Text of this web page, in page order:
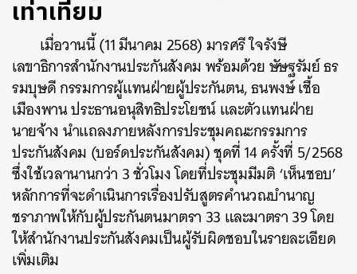
เท่าเทียม
เมื่อวานนี้ (11 มีนาคม 2568) มารศรี ใจรังษี
เลขาธิการสำนักงานประกันสังคม พร้อมด้วย ษัษฐรัมย์ ธร
รมบุษดี กรรมการผู้แทนฝ่ายผู้ประกันตน, ธนพงษ์ เชื้อ
เมืองพาน ประธานอนุสิทธิประโยชน์ และตัวแทนฝ่าย
นายจ้าง นำแถลงภายหลังการประชุมคณะกรรมการ
ประกันสังคม (บอร์ดประกันสังคม) ชุดที่ 14 ครั้งที่ 5/2568
ซึ่งใช้เวลานานกว่า 3 ชั่วโมง โดยที่ประชุมมีมติ ‘เห็นชอบ’
หลักการที่จะดำเนินการเรื่องปรับสูตรคำนวณบำนาญ
ชราภาพให้กับผู้ประกันตนมาตรา 33 และมาตรา 39 โดย
ให้สำนักงานประกันสังคมเป็นผู้รับผิดชอบในรายละเอียด
เพิ่มเติม